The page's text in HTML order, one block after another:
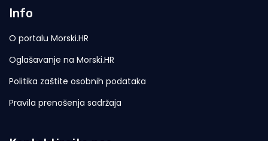
Info
O portalu Morski.HR
Oglašavanje na Morski.HR
Politika zaštite osobnih podataka
Pravila prenošenja sadržaja